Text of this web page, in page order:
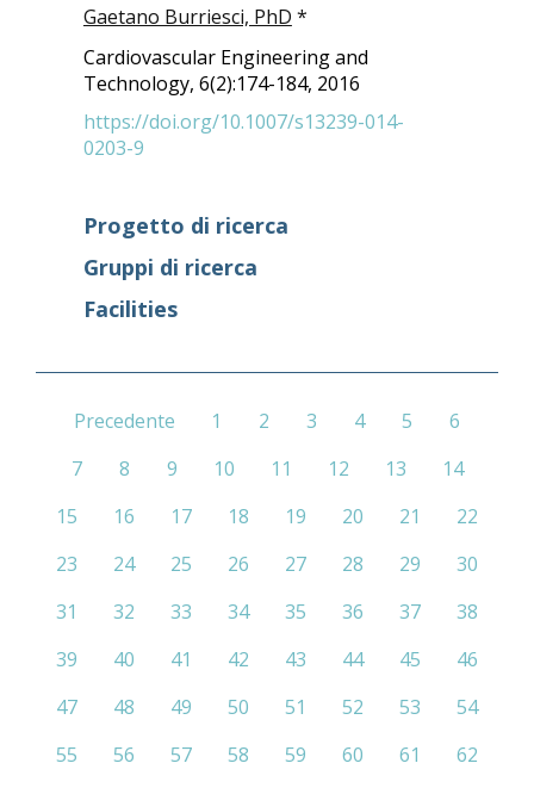
Gaetano Burriesci, PhD *
Cardiovascular Engineering and
Technology, 6(2):174-184, 2016
https://doi.org/10.1007/s13239-014-
0203-9
Progetto di ricerca
Gruppi di ricerca
Facilities
Precedente 1 2 3 4 5
6
7
8 9 10 11 12 13
14
15
16 17 18 19 20 21
22
23
24 25 26 27 28 29
30
31
32 33 34 35 36 37
38
39
40 41 42 43 44 45
46
47
48 49 50 51 52 53
54
55
56 57 58 59 60 61
62